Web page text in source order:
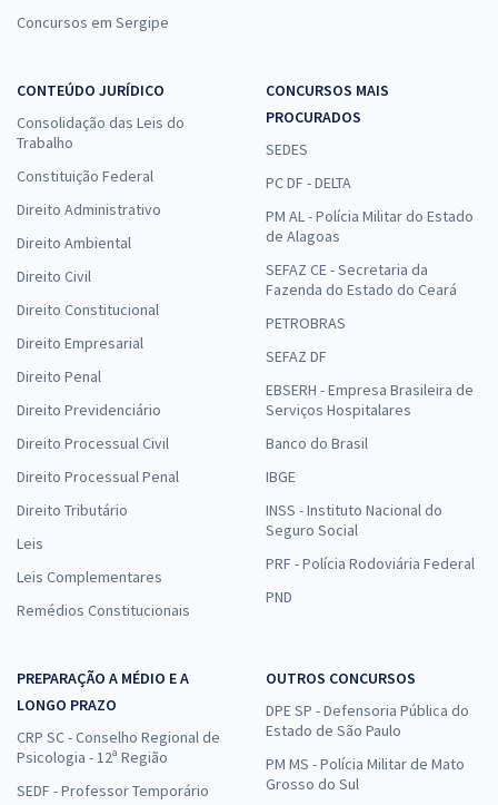
Concursos em Sergipe
CONTEÚDO JURÍDICO
Consolidação das Leis do
Trabalho
Constituição Federal
Direito Administrativo
Direito Ambiental
Direito Civil
Direito Constitucional
Direito Empresarial
Direito Penal
Direito Previdenciário
Direito Processual Civil
Direito Processual Penal
Direito Tributário
Leis
Leis Complementares
Remédios Constitucionais
CONCURSOS MAIS
PROCURADOS
SEDES
PC DF - DELTA
PM AL - Polícia Militar do Estado
de Alagoas
SEFAZ CE - Secretaria da
Fazenda do Estado do Ceará
PETROBRAS
SEFAZ DF
EBSERH - Empresa Brasileira de
Serviços Hospitalares
Banco do Brasil
IBGE
INSS - Instituto Nacional do
Seguro Social
PRF - Polícia Rodoviária Federal
PND
PREPARAÇÃO A MÉDIO E A
LONGO PRAZO
CRP SC - Conselho Regional de
Psicologia - 12ª Região
SEDF - Professor Temporário
OUTROS CONCURSOS
DPE SP - Defensoria Pública do
Estado de São Paulo
PM MS - Polícia Militar de Mato
Grosso do Sul